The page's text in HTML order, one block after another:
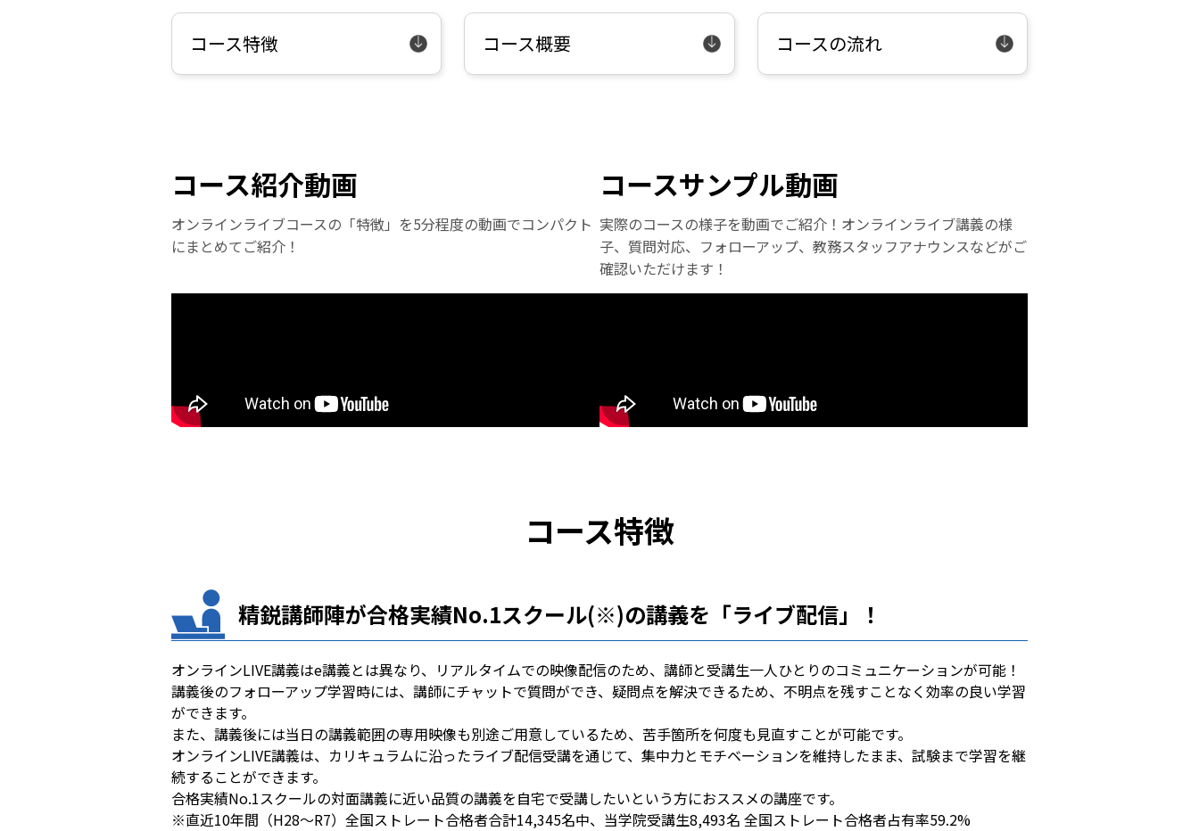
コース特徴 コース概要 コースの流れ
コース紹介動画
オンラインライブコースの「特徴」を5分程度の動画でコンパクト
にまとめてご紹介！
コースサンプル動画
実際のコースの様子を動画でご紹介！オンラインライブ講義の様
子、質問対応、フォローアップ、教務スタッフアナウンスなどがご
確認いただけます！
コース特徴
精鋭講師陣が合格実績No.1スクール(※)の講義を「ライブ配信」！
オンラインLIVE講義はe講義とは異なり、リアルタイムでの映像配信のため、講師と受講生一人ひとりのコミュニケーションが可能！
講義後のフォローアップ学習時には、講師にチャットで質問ができ、疑問点を解決できるため、不明点を残すことなく効率の良い学習
ができます。
また、講義後には当日の講義範囲の専用映像も別途ご用意しているため、苦手箇所を何度も見直すことが可能です。
オンラインLIVE講義は、カリキュラムに沿ったライブ配信受講を通じて、集中力とモチベーションを維持したまま、試験まで学習を継
続することができます。
合格実績No.1スクールの対面講義に近い品質の講義を自宅で受講したいという方におススメの講座です。
※直近10年間（H28～R7）全国ストレート合格者合計14,345名中、当学院受講生8,493名 全国ストレート合格者占有率59.2%